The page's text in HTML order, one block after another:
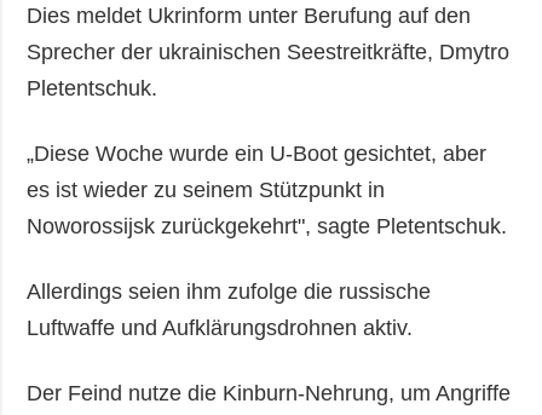
Dies meldet Ukrinform unter Berufung auf den
Sprecher der ukrainischen Seestreitkräfte, Dmytro
Pletentschuk.
„Diese Woche wurde ein U-Boot gesichtet, aber
es ist wieder zu seinem Stützpunkt in
Noworossijsk zurückgekehrt", sagte Pletentschuk.
Allerdings seien ihm zufolge die russische
Luftwaffe und Aufklärungsdrohnen aktiv.
Der Feind nutze die Kinburn-Nehrung, um Angriffe